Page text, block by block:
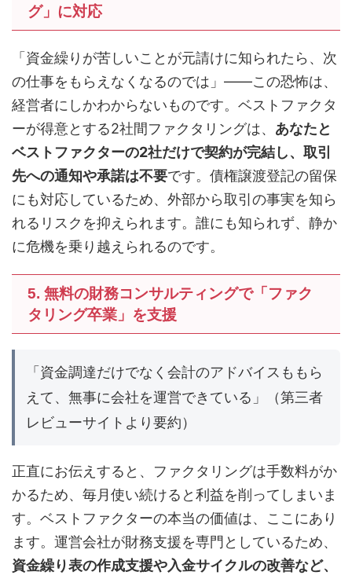
グ」に対応
「資金繰りが苦しいことが元請けに知られたら、次
の仕事をもらえなくなるのでは」――この恐怖は、
経営者にしかわからないものです。ベストファクタ
ーが得意とする2社間ファクタリングは、 あなたと
ベストファクターの2社だけで契約が完結し、取引
先への通知や承諾は不要です。債権譲渡登記の留保
にも対応しているため、外部から取引の事実を知ら
れるリスクを抑えられます。誰にも知られず、静か
に危機を乗り越えられるのです。
5. 無料の財務コンサルティングで「ファク
タリング卒業」を支援
「資金調達だけでなく会計のアドバイスももら
えて、無事に会社を運営できている」（第三者
レビューサイトより要約）
正直にお伝えすると、ファクタリングは手数料がか
かるため、毎月使い続けると利益を削ってしまいま
す。ベストファクターの本当の価値は、ここにあり
ます。運営会社が財務支援を専門としているため、
資金繰り表の作成支援や入金サイクルの改善など、